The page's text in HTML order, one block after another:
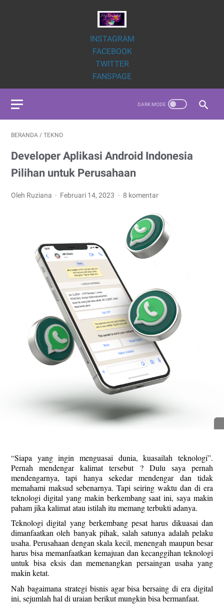
INSTAGRAM
FACEBOOK
TWITTER
FANSPAGE
BERANDA / TEKNO
Developer Aplikasi Android Indonesia
Pilihan untuk Perusahaan
Oleh Ruziana Februari 14, 2023 8 komentar
“Siapa yang ingin menguasai dunia, kuasailah teknologi”.
Pernah mendengar kalimat tersebut ? Dulu saya pernah
mendengarnya, tapi hanya sekedar mendengar dan tidak
memahami maksud sebenarnya. Tapi seiring waktu dan di era
teknologi digital yang makin berkembang saat ini, saya makin
paham jika kalimat atau istilah itu memang terbukti adanya.
Teknologi digital yang berkembang pesat harus dikuasai dan
dimanfaatkan oleh banyak pihak, salah satunya adalah pelaku
usaha. Perusahaan dengan skala kecil, menengah maupun besar
harus bisa memanfaatkan kemajuan dan kecanggihan teknologi
untuk bisa eksis dan memenangkan persaingan usaha yang
makin ketat.
Nah bagaimana strategi bisnis agar bisa bersaing di era digital
ini, sejumlah hal di uraian berikut mungkin bisa bermanfaat.